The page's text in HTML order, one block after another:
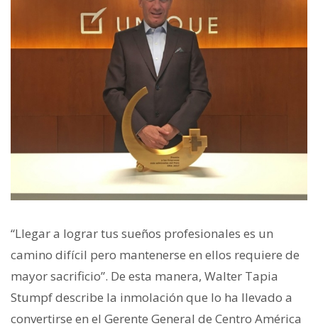
“Llegar a lograr tus sueños profesionales es un
camino difícil pero mantenerse en ellos requiere de
mayor sacrificio”. De esta manera, Walter Tapia
Stumpf describe la inmolación que lo ha llevado a
convertirse en el Gerente General de Centro América